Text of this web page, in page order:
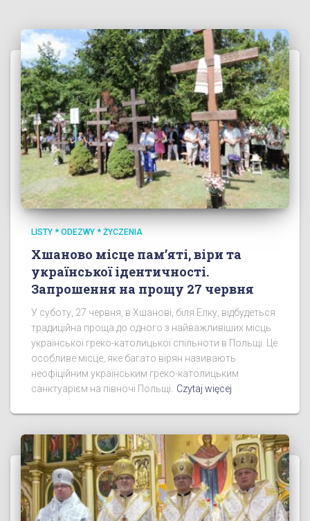
LISTY * ODEZWY * ŻYCZENIA
Хшаново місце пам’яті, віри та
української ідентичності.
Запрошення на прощу 27 червня
У суботу, 27 червня, в Хшанові, біля Елку, відбудеться
традиційна проща до одного з найважливіших місць
української греко-католицької спільноти в Польщі. Це
особливе місце, яке багато вірян називають
неофіційним українським греко-католицьким
санктуарієм на півночі Польщі.
Czytaj więcej